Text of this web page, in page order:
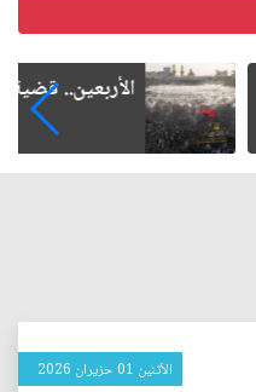
الدسائس
الأثنين 01 حزيران 2026